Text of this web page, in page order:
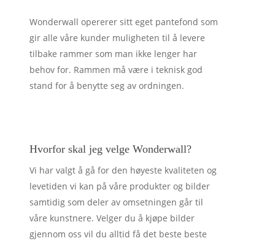
Wonderwall opererer sitt eget pantefond som
gir alle våre kunder muligheten til å levere
tilbake rammer som man ikke lenger har
behov for. Rammen må være i teknisk god
stand for å benytte seg av ordningen.
Hvorfor skal jeg velge Wonderwall?
Vi har valgt å gå for den høyeste kvaliteten og
levetiden vi kan på våre produkter og bilder
samtidig som deler av omsetningen går til
våre kunstnere. Velger du å kjøpe bilder
gjennom oss vil du alltid få det beste beste